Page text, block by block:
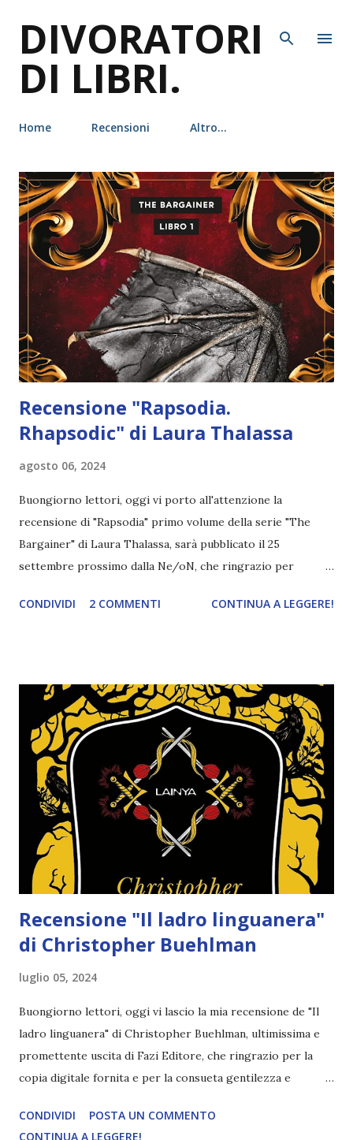
DIVORATORI
DI LIBRI.
Home Recensioni Altro…
Recensione "Rapsodia.
Rhapsodic" di Laura Thalassa
agosto 06, 2024
Buongiorno lettori, oggi vi porto all'attenzione la
recensione di "Rapsodia" primo volume della serie "The
Bargainer" di Laura Thalassa, sarà pubblicato il 25
settembre prossimo dalla Ne/oN, che ringrazio per
ARC tramite Netgalley! Titolo: Rapsodia. Rhapsodic #1 the
enorme problema le cui radici affondano profonde in un
passato cupo. Il Mercante di Segreti è colui che può
avverare ogni desiderio e che elargisce favori, ma il prezzo
da pagare è esorbitante. E tutti sanno che prima o poi
verrà a riscuotere. Da sette anni, Callie indossa un
braccialetto di perle nere, ciascuna delle quali rappresenta
un magico riconoscimento di debito per i favori richiesti.
Da sette anni non vede il Mercante di Segreti, che l’ha
abbandonata e...
CONDIVIDI 2 COMMENTI CONTINUA A LEGGERE!
Recensione "Il ladro linguanera"
di Christopher Buehlman
luglio 05, 2024
Buongiorno lettori, oggi vi lascio la mia recensione de "Il
ladro linguanera" di Christopher Buehlman, ultimissima e
promettente uscita di Fazi Editore, che ringrazio per la
copia digitale fornita e per la consueta gentilezza e
Christopher Buehlman Casa editrice: Fazi Editore Data di
CONDIVIDI
POSTA UN COMMENTO
CONTINUA A LEGGERE!